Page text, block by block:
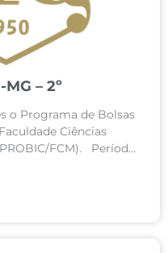
– 2º
o Programa de Bolsas
Ciências
FCM). Período